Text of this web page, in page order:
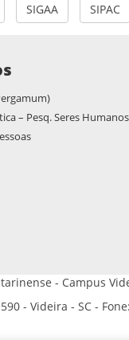
SIGAA SIPAC
– Pesq. Seres Humanos
- Campus
- Videira - SC -